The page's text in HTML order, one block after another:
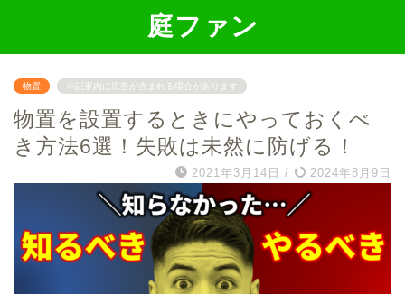
庭ファン
物置 ※記事内に広告が含まれる場合があります
物置を設置するときにやっておくべ
き方法6選！失敗は未然に防げる！
2021年3月14日 / 2024年8月9日